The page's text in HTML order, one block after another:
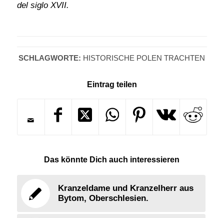
del siglo XVII.
SCHLAGWORTE: HISTORISCHE POLEN TRACHTEN
Eintrag teilen
Das könnte Dich auch interessieren
Kranzeldame und Kranzelherr aus
Bytom, Oberschlesien.